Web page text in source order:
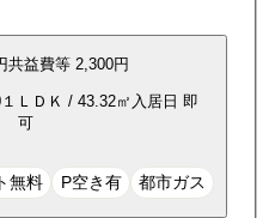
共益費等 2,300円
１ＬＤＫ / 43.32㎡ 入居日 即
可
無料 P空き有 都市ガス